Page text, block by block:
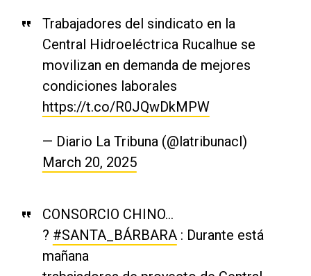
Trabajadores del sindicato en la
Central Hidroeléctrica Rucalhue se
movilizan en demanda de mejores
condiciones laborales
https://t.co/R0JQwDkMPW
— Diario La Tribuna (@latribunacl)
March 20, 2025
CONSORCIO CHINO…
? #SANTA_BÁRBARA: Durante está
mañana